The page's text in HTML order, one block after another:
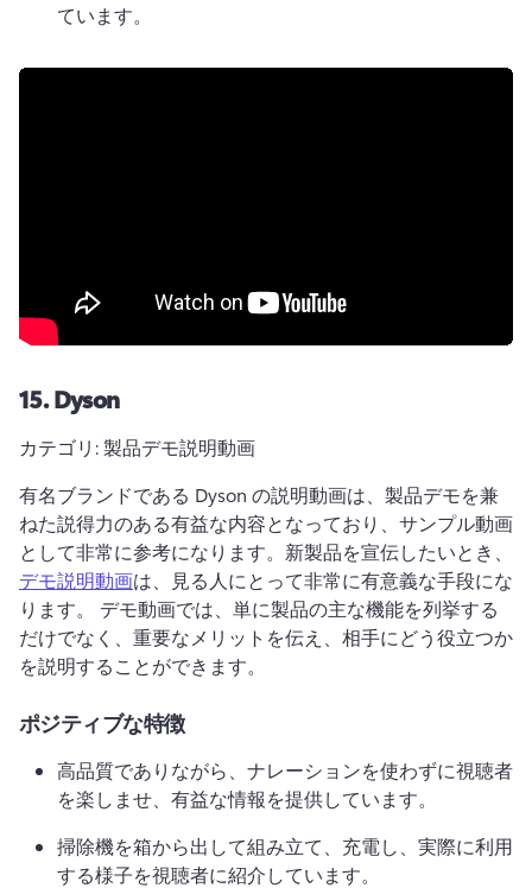
ています。
15.Dyson
カテゴリ: 製品デモ説明動画
有名ブランドである Dyson の説明動画は、製品デモを兼
ねた説得力のある有益な内容となっており、サンプル動画
として非常に参考になります。
デモ説明動画は、見る人にとって非常に有意義な手段にな
ります。 デモ動画では、単に製品の主な機能を列挙する
だけでなく、重要なメリットを伝え、相手にどう役立つか
を説明することができます。
ポジティブな特徴
高品質でありながら、ナレーションを使わずに視聴者
を楽しませ、有益な情報を提供しています。
掃除機を箱から出して組み立て、充電し、実際に利用
する様子を視聴者に紹介しています。